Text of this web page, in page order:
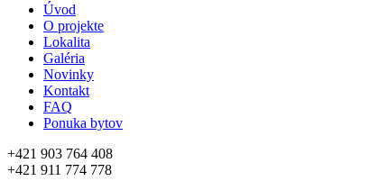
Úvod
O projekte
Lokalita
Galéria
Novinky
Kontakt
FAQ
Ponuka bytov
+421 903 764 408
+421 911 774 778